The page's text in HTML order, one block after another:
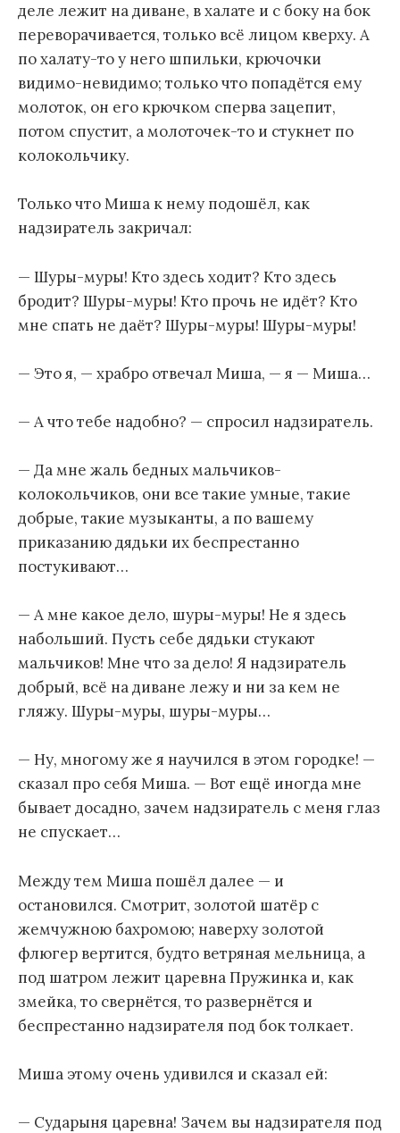
деле лежит на диване, в халате и с боку на бок
переворачивается, только всё лицом кверху. А
по халату-то у него шпильки, крючочки
видимо-невидимо; только что попадётся ему
молоток, он его крючком сперва зацепит,
потом спустит, а молоточек-то и стукнет по
колокольчику.
Только что Миша к нему подошёл, как
надзиратель закричал:
— Шуры-муры! Кто здесь ходит? Кто здесь
бродит? Шуры-муры! Кто прочь не идёт? Кто
мне спать не даёт? Шуры-муры! Шуры-муры!
— Это я, — храбро отвечал Миша, — я — Миша…
— А что тебе надобно? — спросил надзиратель.
— Да мне жаль бедных мальчиков-
колокольчиков, они все такие умные, такие
добрые, такие музыканты, а по вашему
приказанию дядьки их беспрестанно
постукивают…
— А мне какое дело, шуры-муры! Не я здесь
набольший. Пусть себе дядьки стукают
мальчиков! Мне что за дело! Я надзиратель
добрый, всё на диване лежу и ни за кем не
гляжу. Шуры-муры, шуры-муры…
— Ну, многому же я научился в этом городке! —
сказал про себя Миша. — Вот ещё иногда мне
бывает досадно, зачем надзиратель с меня глаз
не спускает…
Между тем Миша пошёл далее — и
остановился. Смотрит, золотой шатёр с
жемчужною бахромою; наверху золотой
флюгер вертится, будто ветряная мельница, а
под шатром лежит царевна Пружинка и, как
змейка, то свернётся, то развернётся и
беспрестанно надзирателя под бок толкает.
Миша этому очень удивился и сказал ей:
— Сударыня царевна! Зачем вы надзирателя под